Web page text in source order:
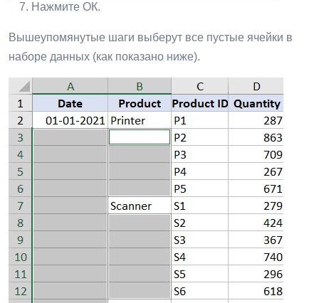
Нажмите ОК.
Вышеупомянутые шаги выберут все пустые ячейки в
наборе данных (как показано ниже).